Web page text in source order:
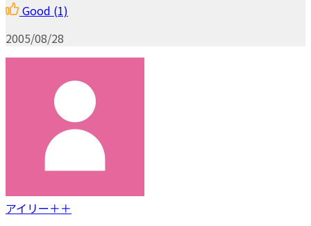
Good (1)
2005/08/28
アイリー＋＋